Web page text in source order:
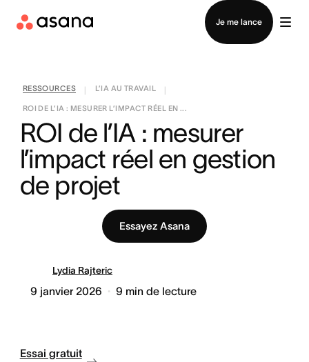
Je me lance
Contacter le service commercial
RESSOURCES L’IA AU TRAVAIL
ROI DE L’IA : MESURER L’IMPACT RÉEL EN ...
ROI de l’IA : mesurer
l’impact réel en gestion
de projet
Essayez Asana
Lydia Rajteric
9 janvier 2026 9 min de lecture
Essai gratuit